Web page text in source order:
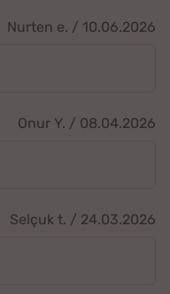
Nurten e. / 10.06.2026
Onur Y. / 08.04.2026
Selçuk t. / 24.03.2026